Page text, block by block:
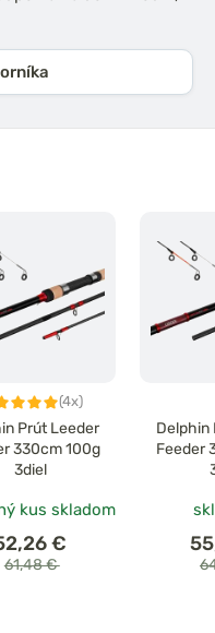
(4x)
Prút Leeder
330cm 100g
3diel
kus skladom
€
61,48 €
Delphin
Feeder